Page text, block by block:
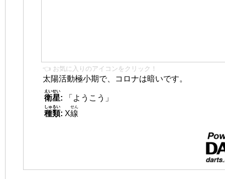
👈 お気に入りのアイコンをクリック！
太陽活動極小期で、コロナは暗いです。
衛星
えいせい
:
「ようこう」
種類
しゅるい
: X線
せん